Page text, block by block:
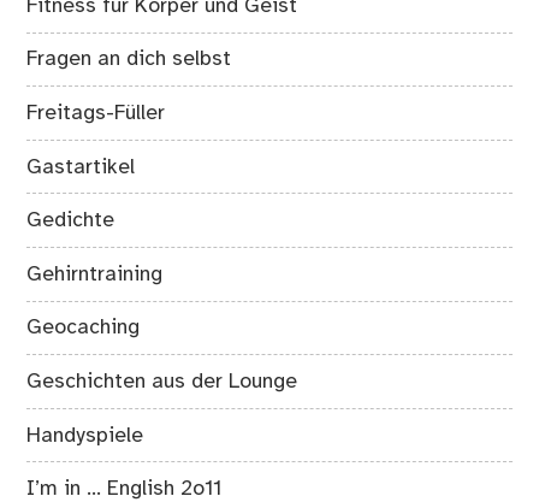
Fitness für Körper und Geist
Fragen an dich selbst
Freitags-Füller
Gastartikel
Gedichte
Gehirntraining
Geocaching
Geschichten aus der Lounge
Handyspiele
I’m in … English 2o11